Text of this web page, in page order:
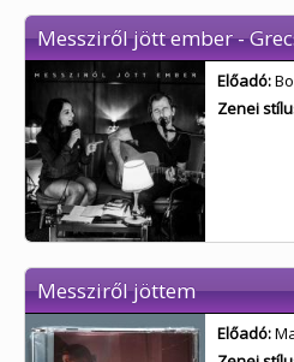
Messziről jött ember -
Előadó:
Zenei
Messziről jöttem
Előadó: